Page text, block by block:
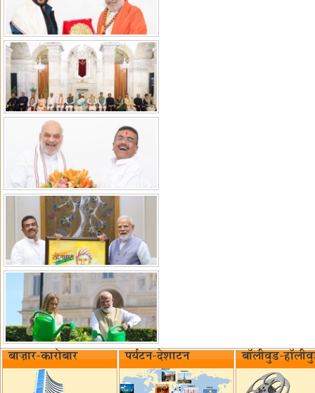
बाज़ार-कारोबार पर्यटन-देशाटन बॉलीवुड-